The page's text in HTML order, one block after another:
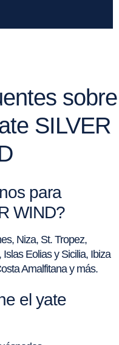
sobre
SILVER
para
WIND?
Niza, St. Tropez,
Eolias y Sicilia, Ibiza
Amalfitana y más.
el yate